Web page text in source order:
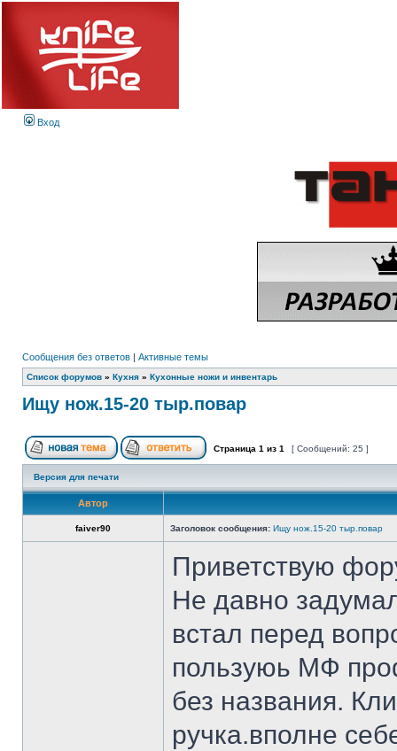
Вход
Сообщения без ответов | Активные темы
Список форумов » Кухня » Кухонные ножи и инвентарь
Ищу нож.15-20 тыр.повар
Страница 1 из 1 [ Сообщений: 25 ]
Версия для печати
Автор
faiver90 Заголовок сообщения: Ищу нож.15-20 тыр.повар
Приветствую
Не давно
встал перед
пользуюь МФ
без названия.
ручка.вполне